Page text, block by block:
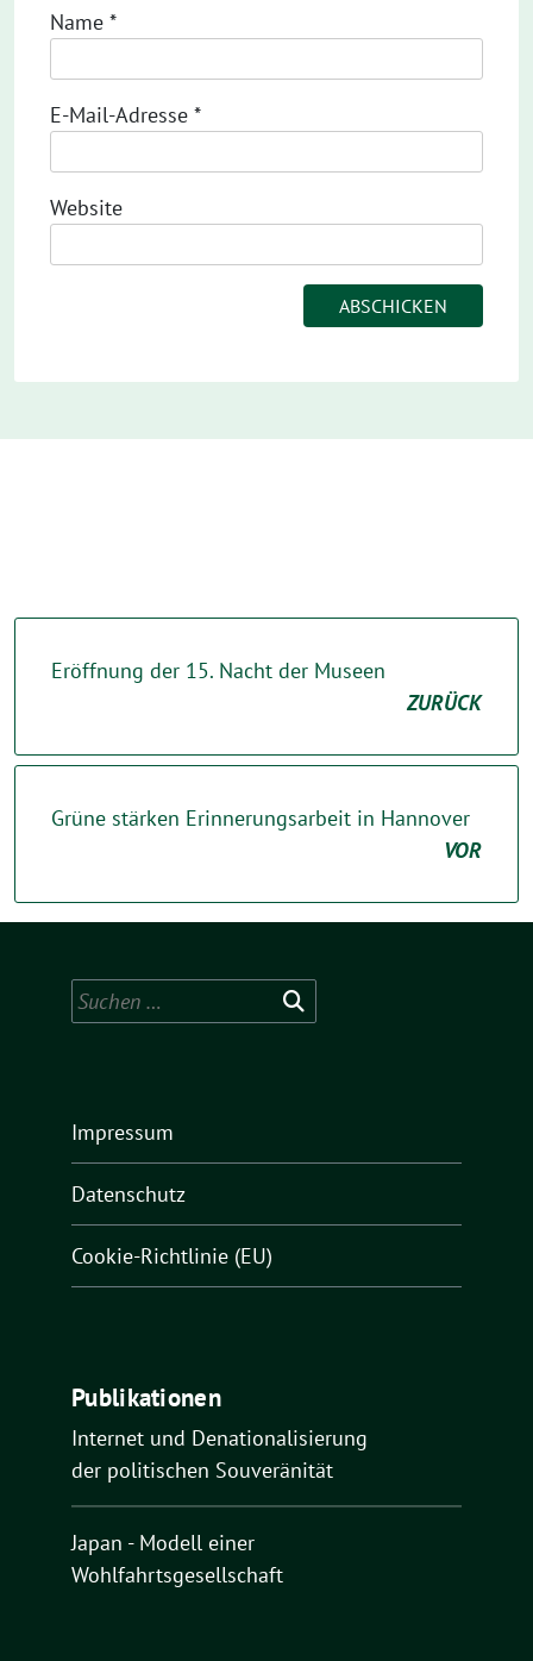
Name *
E-Mail-Adresse *
Website
Eröffnung der 15. Nacht der Museen
ZURÜCK
Grüne stärken Erinnerungsarbeit in Hannover
VOR
Suchen
nach:
Impressum
Datenschutz
Cookie-Richtlinie (EU)
Publikationen
Internet und Denationalisierung
der politischen Souveränität
Japan - Modell einer
Wohlfahrtsgesellschaft